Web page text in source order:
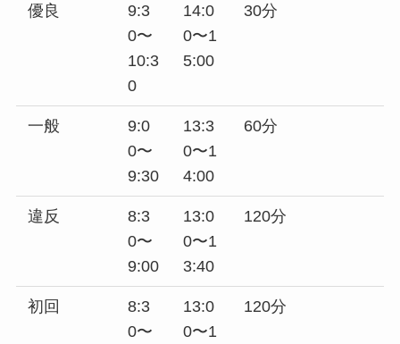
優良
9:3
0〜
10:3
0
14:0
0〜1
5:00
30分
一般
9:0
0〜
9:30
13:3
0〜1
4:00
60分
違反
8:3
0〜
9:00
13:0
0〜1
3:40
120分
初回
8:3
0〜
13:0
0〜1
120分